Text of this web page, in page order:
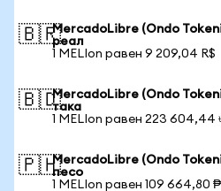
🇧🇷MercadoLibre (Ondo
реал
1 MELIon равен 9 209,04 R$
🇧🇩MercadoLibre (Ondo
така
1 MELIon равен 223 604,44
🇵🇭MercadoLibre (Ondo
песо
1 MELIon равен 109 664,80 ₱